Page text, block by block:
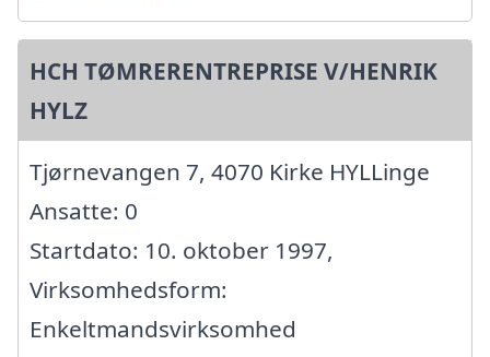
HCH TØMRERENTREPRISE V/HENRIK
HYLZ
Tjørnevangen 7, 4070 Kirke HYLLinge
Ansatte: 0
Startdato: 10. oktober 1997,
Virksomhedsform:
Enkeltmandsvirksomhed